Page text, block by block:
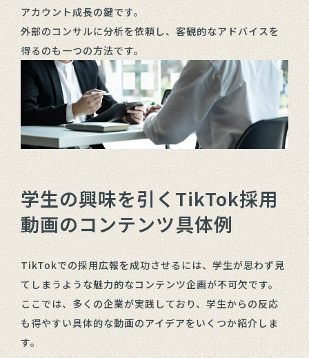
アカウント成長の鍵です。
外部のコンサルに分析を依頼し、客観的なアドバイスを
得るのも一つの方法です。
学生の興味を引くTikTok採用
動画のコンテンツ具体例
TikTokでの採用広報を成功させるには、学生が思わず見
てしまうような魅力的なコンテンツ企画が不可欠です。
ここでは、多くの企業が実践しており、学生からの反応
も得やすい具体的な動画のアイデアをいくつか紹介しま
す。